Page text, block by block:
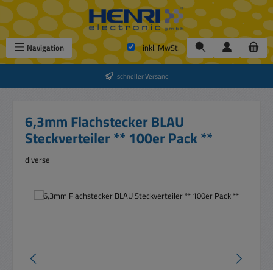
Zum Hauptinhalt springen
Navigation inkl. MwSt.
schneller Versand
6,3mm Flachstecker BLAU
Steckverteiler ** 100er Pack **
diverse
Bildergalerie überspringen